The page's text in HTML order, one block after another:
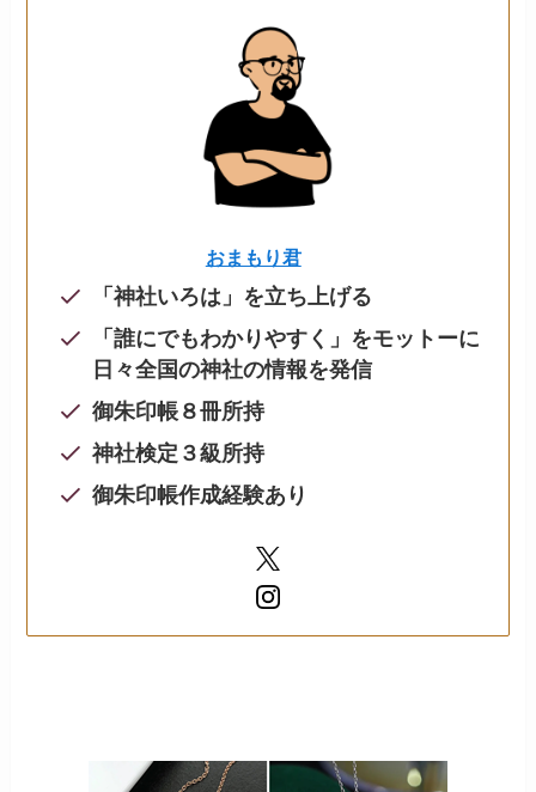
おまもり君
「神社いろは」を立ち上げる
「誰にでもわかりやすく」をモットーに
日々全国の神社の情報を発信
御朱印帳８冊所持
神社検定３級所持
御朱印帳作成経験あり